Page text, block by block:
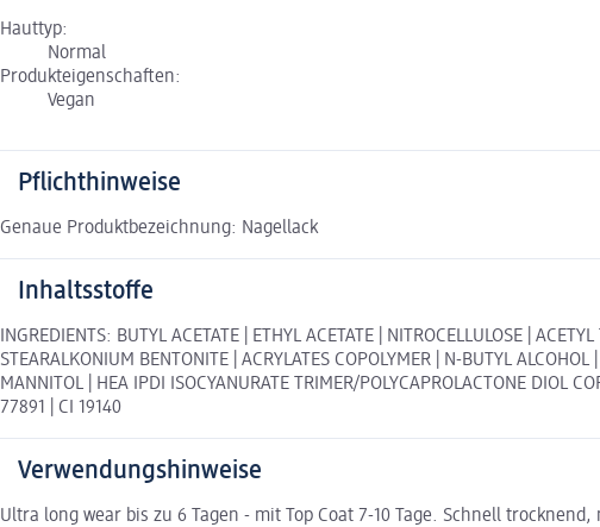
Hauttyp:
Normal
Produkteigenschaften:
Vegan
Pflichthinweise
Genaue Produktbezeichnung: Nagellack
Inhaltsstoffe
INGREDIENTS: BUTYL ACETATE | ETHYL ACETATE | NITROCELLULOSE |
STEARALKONIUM BENTONITE | ACRYLATES COPOLYMER | N-BUTYL
MANNITOL | HEA IPDI ISOCYANURATE TRIMER/POLYCAPROLACTONE DIOL
77891 | CI 19140
Verwendungshinweise
Ultra long wear bis zu 6 Tagen - mit Top Coat 7-10 Tage. Schnell